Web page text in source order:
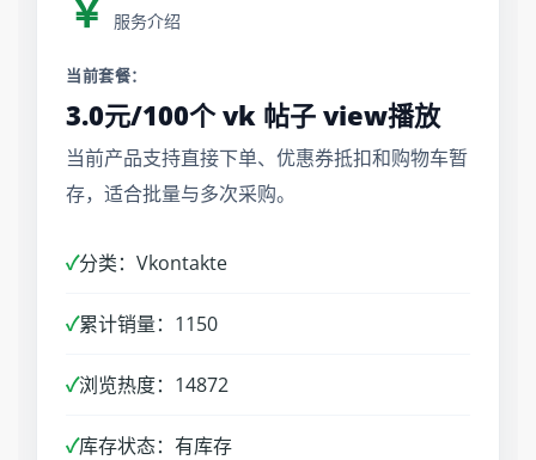
￥ 服务介绍
当前套餐：
3.0元/100个 vk 帖子 view播放
当前产品支持直接下单、优惠券抵扣和购物车暂
存，适合批量与多次采购。
✓分类：Vkontakte
✓累计销量：1150
✓浏览热度：14872
✓库存状态：有库存